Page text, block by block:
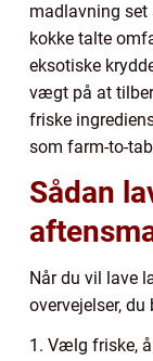
madlavning
kokke talte
eksotiske
vægt på at
friske
som farm-to-
Sådan
Når du vil lave
overvejelser, du
1. Vælg friske,